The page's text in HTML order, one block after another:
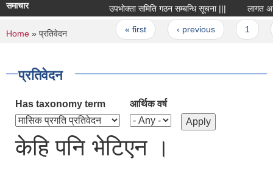
समाचार उपभोक्ता समिति गठन सम्बन्धि सूचना ||| लागत
Pages
« first ‹ previous
You are here
Home » प्रतिवेदन
प्रतिवेदन
Has taxonomy term आर्थिक वर्ष
केहि पनि भेटिएन ।